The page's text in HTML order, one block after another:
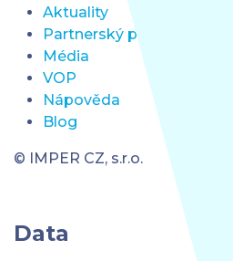
Aktuality
Partnerský program
Média
VOP
Nápověda
Blog
© IMPER CZ, s.r.o.
Data